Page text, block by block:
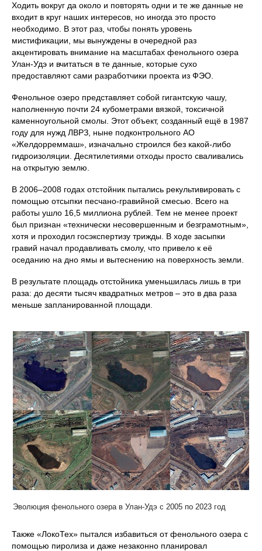
Ходить вокруг да около и повторять одни и те же данные не
входит в круг наших интересов, но иногда это просто
необходимо. В этот раз, чтобы понять уровень
мистификации, мы вынуждены в очередной раз
акцентировать внимание на масштабах фенольного озера
Улан-Удэ и вчитаться в те данные, которые сухо
предоставляют сами разработчики проекта из ФЭО.
Фенольное озеро представляет собой гигантскую чашу,
наполненную почти 24 кубометрами вязкой, токсичной
каменноугольной смолы. Этот объект, созданный ещё в 1987
году для нужд ЛВРЗ, ныне подконтрольного АО
«Желдорреммаш», изначально строился без какой-либо
гидроизоляции. Десятилетиями отходы просто сваливались
на открытую землю.
В 2006–2008 годах отстойник пытались рекультивировать с
помощью отсыпки песчано-гравийной смесью. Всего на
работы ушло 16,5 миллиона рублей. Тем не менее проект
был признан «технически несовершенным и безграмотным»,
хотя и проходил госэкспертизу трижды. В ходе засыпки
гравий начал продавливать смолу, что привело к её
оседанию на дно ямы и вытеснению на поверхность земли.
В результате площадь отстойника уменьшилась лишь в три
раза: до десяти тысяч квадратных метров – это в два раза
меньше запланированной площади.
Эволюция фенольного озера в Улан-Удэ с 2005 по 2023 год
Также «ЛокоТех» пытался избавиться от фенольного озера с
помощью пиролиза и даже незаконно планировал